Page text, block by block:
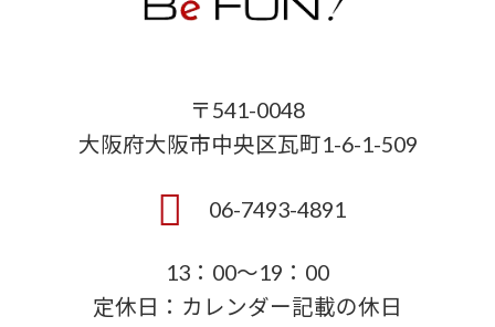
〒541-0048
大阪府大阪市中央区瓦町1-6-1-509
06-7493-4891
13：00～19：00
定休日：カレンダー記載の休日